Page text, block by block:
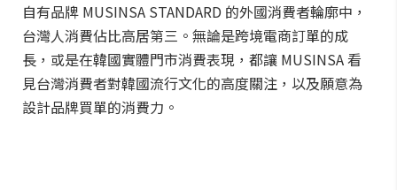
自有品牌 MUSINSA STANDARD 的外國消費者輪廓中，
台灣人消費佔比高居第三。無論是跨境電商訂單的成
長，或是在韓國實體門市消費表現，都讓 MUSINSA 看
見台灣消費者對韓國流行文化的高度關注，以及願意為
設計品牌買單的消費力。